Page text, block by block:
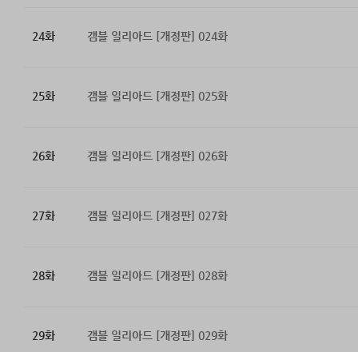
24화 갬블 일리아드 [개정판] 024화
25화 갬블 일리아드 [개정판] 025화
26화 갬블 일리아드 [개정판] 026화
27화 갬블 일리아드 [개정판] 027화
28화 갬블 일리아드 [개정판] 028화
29화 갬블 일리아드 [개정판] 029화